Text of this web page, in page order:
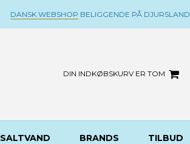
DANSK WEBSHOP BELIGGENDE PÅ DJURSLAND
DIN INDKØBSKURV ER TOM
SALTVAND BRANDS TILBUD